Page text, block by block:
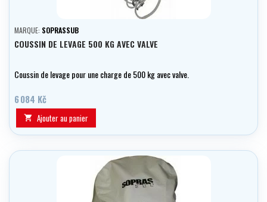
MARQUE: SOPRASSUB
COUSSIN DE LEVAGE 500 KG AVEC VALVE
Coussin de levage pour une charge de 500 kg avec valve.
6 084 Kč
 Ajouter au panier